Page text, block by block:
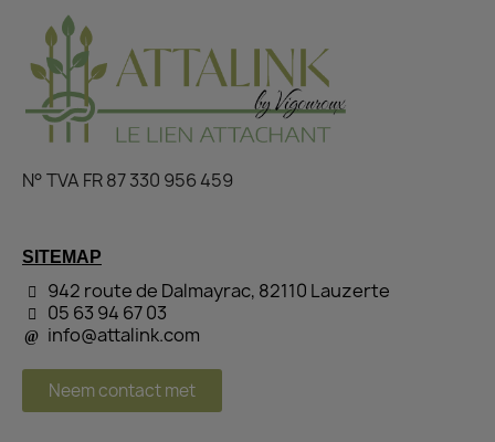
N° TVA FR 87 330 956 459
SITEMAP
942 route de Dalmayrac, 82110 Lauzerte
05 63 94 67 03
info@attalink.com
Neem contact met